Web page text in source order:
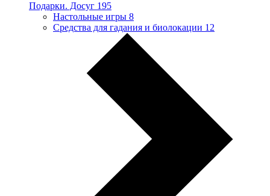
Подарки. Досуг 195
Настольные игры 8
Средства для гадания и биолокации 12